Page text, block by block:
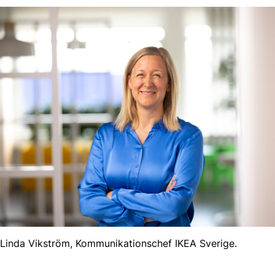
Linda Vikström, Kommunikationschef IKEA Sverige.